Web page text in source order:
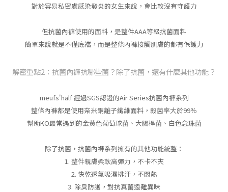
對於容易私密處感染發炎的女生來說，會比較沒有守護力
但抗菌內褲使用的面料，是整件AAA等級抗菌面料
簡單來說就是不僅底襠，而是整條內褲接觸肌膚的都有保護力
解密重點2：抗菌內褲抗哪些菌？除了抗菌，還有什麼其他功能？
meufs'half 經過SGS認證的Air Series抗菌內褲系列
整條內褲都是使用奈米銅離子纖維面料，殺菌率大於99％
幫助KO最常遇到的金黃色葡萄球菌、大腸桿菌、白色念珠菌
除了抗菌，抗菌內褲系列擁有的其他功能統整：
1. 整件親膚柔軟高彈力，不卡不夾
2. 快乾透氣吸濕排汗，不悶熱
3. 除臭防護，對抗真菌遠離異味